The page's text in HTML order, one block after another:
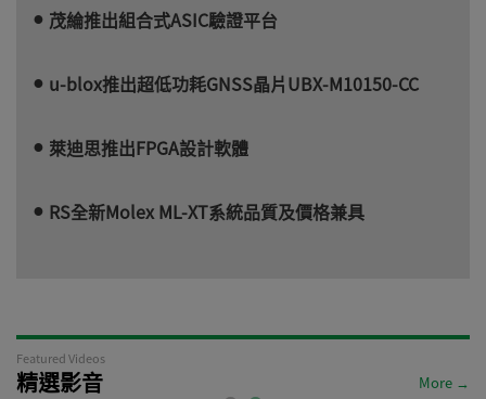
茂綸推出組合式ASIC驗證平台
u-blox推出超低功耗GNSS晶片UBX-M10150-CC
萊迪思推出FPGA設計軟體
RS全新Molex ML-XT系統品質及價格兼具
Featured Videos
精選影音 More →